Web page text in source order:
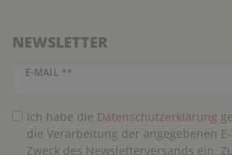
NEWSLETTER
E-MAIL **
Newsletter Honig
Ich habe die Daten­schutz­erklärung
die Verarbeitung der angegebenen
Zweck des Newsletterversands ein.